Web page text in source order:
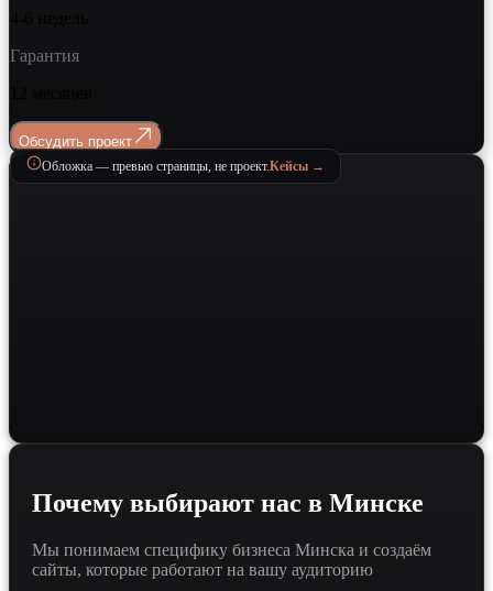
Гарантия
Обсудить проект
Обложка — превью страницы, не проект.Кейсы →
Почему выбирают нас в Минске
Мы понимаем специфику бизнеса Минска и создаём
сайты, которые работают на вашу аудиторию